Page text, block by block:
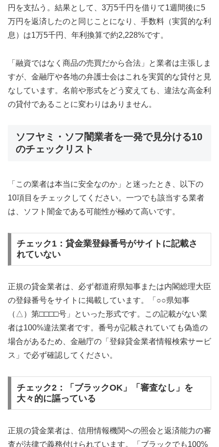
円を支払う。結果として、3万5千円を借りて1週間後に5
万円を返済したのと同じことになり、手数料（実質的な利
息）は1万5千円、年利換算で約2,228%です。
「融資ではなく商品の売買だから合法」と業者は主張しま
すが、金融庁や各地の弁護士会はこれを実質的な貸付と見
なしています。名前や形式をどう変えても、違法な高金利
の貸付であることに変わりはありません。
ソフヤミ・ソフ闇業者を一発で見分ける10
のチェックリスト
「この業者は本当に安全なのか」と迷ったとき、以下の
10項目をチェックしてください。一つでも該当する業者
は、ソフト闇金である可能性が極めて高いです。
チェック1：貸金業登録番号がサイトに記載さ
れていない
正規の貸金業者は、必ず都道府県知事または内閣総理大臣
の登録番号をサイトに掲載しています。「○○県知事
（△）第□□□□号」といった形式です。この記載がない業
者は100%違法業者です。番号が記載されていても偽造の
場合があるため、金融庁の「登録貸金業者情報検索サービ
ス」で必ず確認してください。
チェック2：「ブラックOK」「審査なし」を
大々的に謳っている
正規の貸金業者は、信用情報機関への照会と返済能力の審
査が法律で義務付けられています。「ブラックでも100%